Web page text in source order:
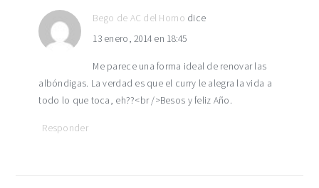
Bego de AC del Horno dice
13 enero, 2014 en 18:45
Me parece una forma ideal de renovar las
albóndigas. La verdad es que el curry le alegra la vida a
todo lo que toca, eh??<br />Besos y feliz Año.
Responder